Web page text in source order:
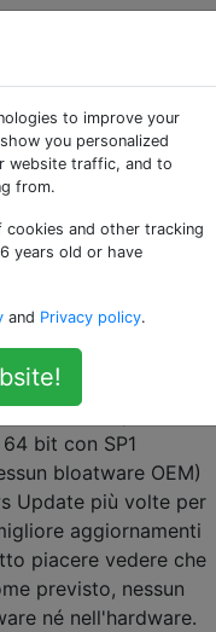
ne
parti acquistate
pulita di
bit con SP1
bloatware OEM)
Update più volte per
aggiornamenti
piacere vedere che
previsto, nessun
né nell'hardware.
to improve your
you personalized
website traffic, and to
from.
cookies and other tracking
years old or have
and Privacy policy.